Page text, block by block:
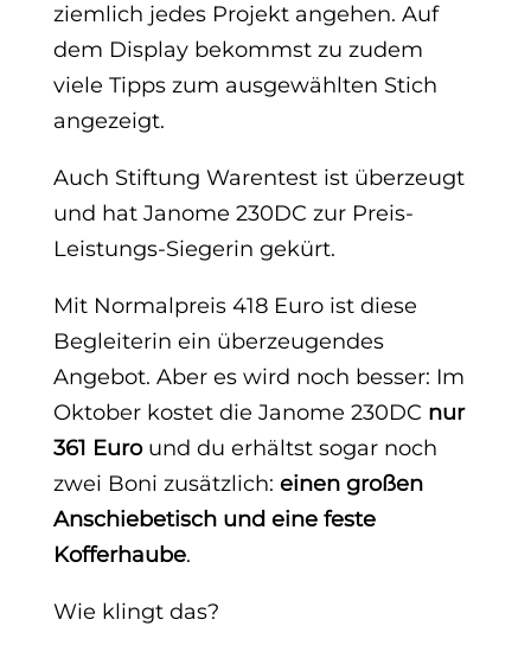
ziemlich jedes Projekt angehen. Auf
dem Display bekommst zu zudem
viele Tipps zum ausgewählten Stich
angezeigt.
Auch Stiftung Warentest ist überzeugt
und hat Janome 230DC zur Preis-
Leistungs-Siegerin gekürt.
Mit Normalpreis 418 Euro ist diese
Begleiterin ein überzeugendes
Angebot. Aber es wird noch besser: Im
Oktober kostet die Janome 230DC nur
361 Euround du erhältst sogar noch
zwei Boni zusätzlich: einen großen
Anschiebetisch und eine feste
Kofferhaube.
Wie klingt das?